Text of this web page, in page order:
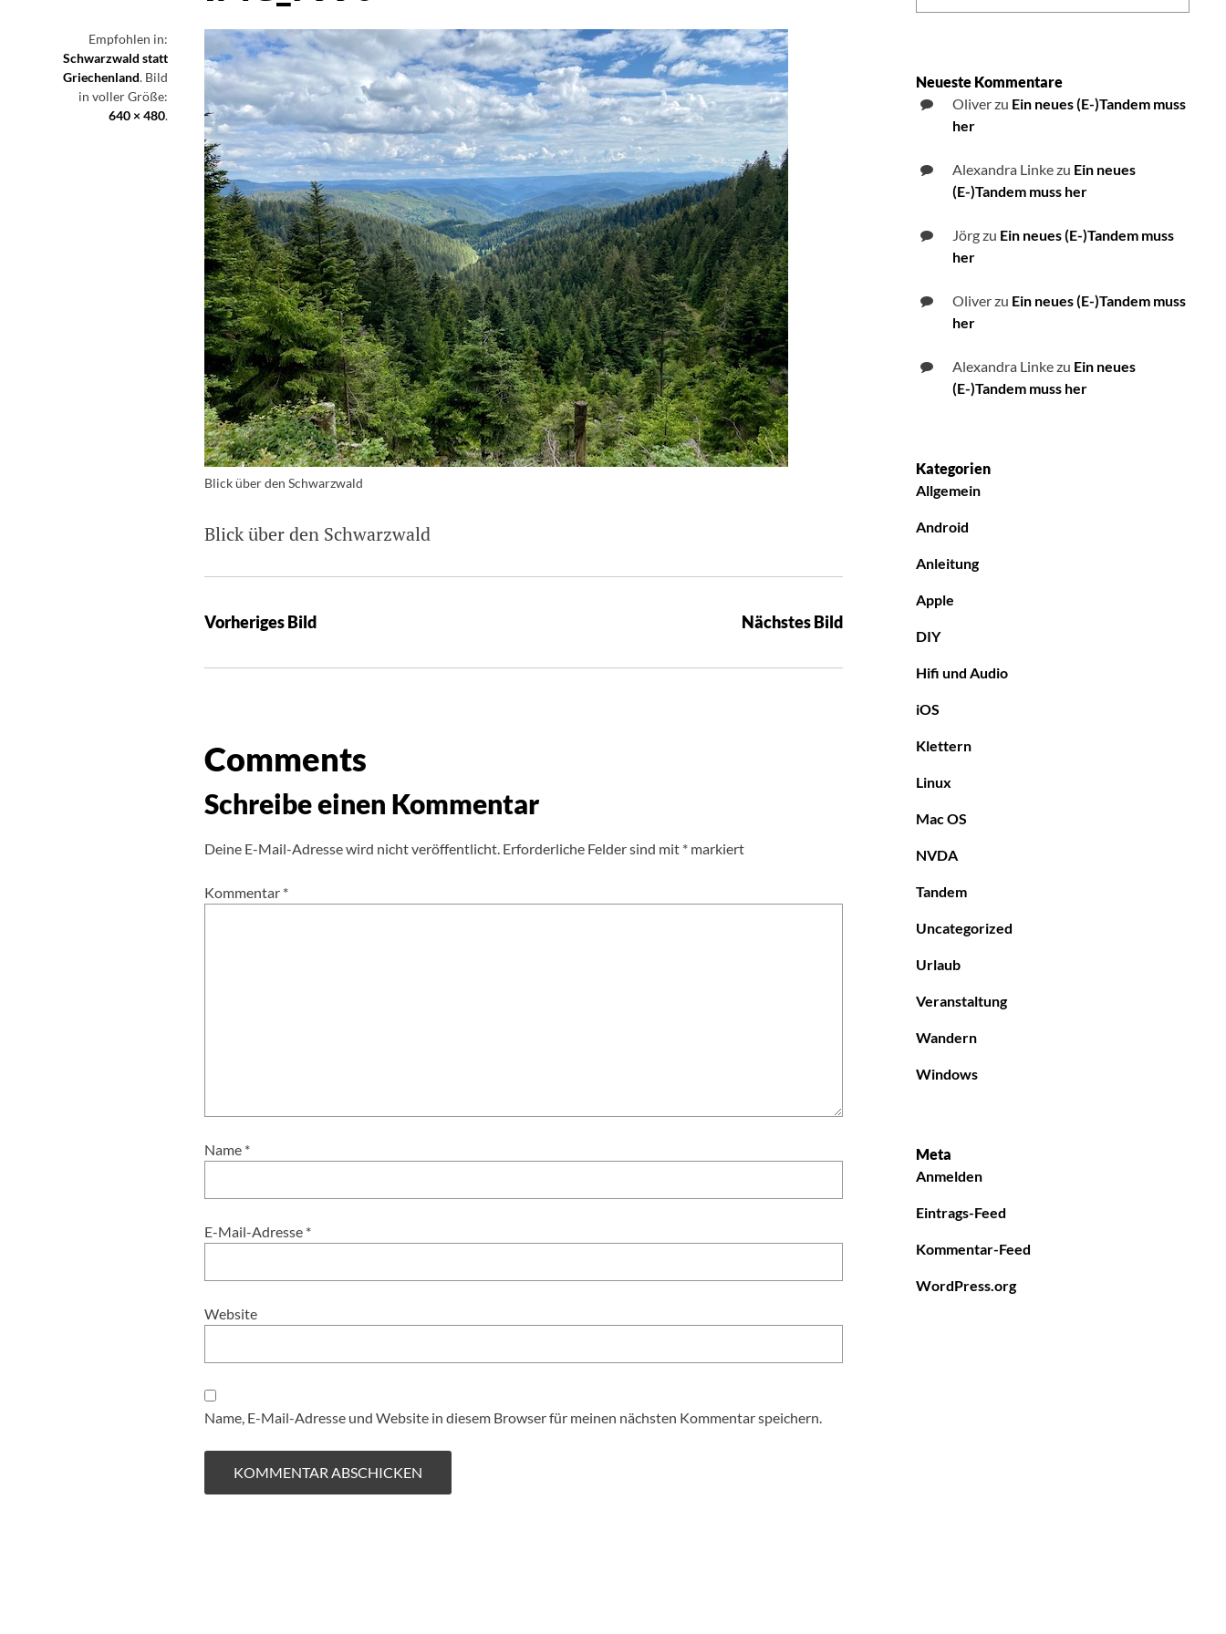
Empfohlen in:
Schwarzwald statt
Griechenland. Bild
in voller Größe:
640 × 480.
Blick über den Schwarzwald
Blick über den Schwarzwald
Vorheriges Bild Nächstes Bild
Comments
Schreibe einen Kommentar
Deine E-Mail-Adresse wird nicht veröffentlicht. Erforderliche Felder sind mit * markiert
Kommentar *
Name *
E-Mail-Adresse *
Website
Name, E-Mail-Adresse und Website in diesem Browser für meinen nächsten Kommentar speichern.
Neueste Kommentare
Oliverzu Ein neues (E-)Tandem muss
her
Alexandra Linkezu Ein neues
(E-)Tandem muss her
Jörgzu Ein neues (E-)Tandem muss
her
Oliverzu Ein neues (E-)Tandem muss
her
Alexandra Linkezu Ein neues
(E-)Tandem muss her
Kategorien
Allgemein
Android
Anleitung
Apple
DIY
Hifi und Audio
iOS
Klettern
Linux
Mac OS
NVDA
Tandem
Uncategorized
Urlaub
Veranstaltung
Wandern
Windows
Meta
Anmelden
Eintrags-Feed
Kommentar-Feed
WordPress.org